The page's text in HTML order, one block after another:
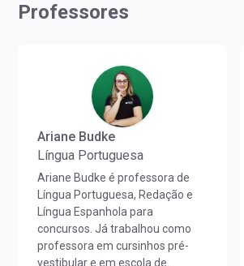
Professores
Ariane Budke
Língua Portuguesa
Ariane Budke é professora de
Língua Portuguesa, Redação e
Língua Espanhola para
concursos. Já trabalhou como
professora em cursinhos pré-
vestibular e em escola de